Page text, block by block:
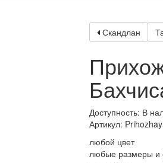
Скандлан
Доступность: В
Артикул:
любой цвет
любые размеры